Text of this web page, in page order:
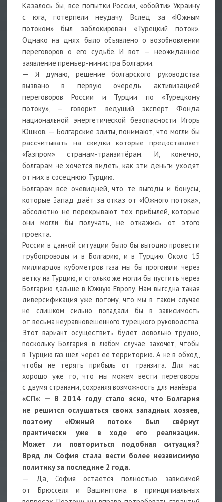
Казалось бы, все попытки России, «обойти» Украину
с юга, потерпели неудачу. Вслед за «Южным
потоком» был заблокирован «Турецкий поток».
Однако на днях было объявлено о возобновлении
переговоров о его судьбе. И вот — неожиданное
заявление премьер-министра Болгарии.
— Я думаю, решение болгарского руководства
вызвано в первую очередь активизацией
переговоров России и Турции по «Турецкому
потоку», — говорит ведущий эксперт Фонда
национальной энергетической безопасности Игорь
Юшков. — Болгарские элиты, понимают, что могли бы
рассчитывать на скидки, которые предоставляет
«Газпром» странам-транзитёрам. И, конечно,
болгарам не хочется видеть, как эти деньги уходят
от них в соседнюю Турцию.
Болгарам всё очевидней, что те выгоды и бонусы,
которые Запад даёт за отказ от «Южного потока»,
абсолютно не перекрывают тех прибылей, которые
они могли бы получать, не откажись от этого
проекта.
России в данной ситуации было бы выгодно провести
трубопроводы и в Болгарию, и в Турцию. Около 15
миллиардов кубометров газа мы бы прогоняли через
ветку на Турцию, и столько же могли бы пустить через
Болгарию дальше в Южную Европу. Нам выгодна такая
диверсификация уже потому, что мы в таком случае
не слишком сильно попадали бы в зависимость
от весьма неуравновешенного турецкого руководства.
Этот вариант осуществить будет довольно трудно,
поскольку Болгария в любом случае захочет, чтобы
в Турцию газ шёл через её территорию. А не в обход,
чтобы не терять прибыль от транзита. Для нас
хорошо уже то, что мы можем вести переговоры
с двумя странами, сохраняя возможность для манёвра.
«СП»: — В 2014 году стало ясно, что Болгария
не решится ослушаться своих западных хозяев,
поэтому «Южный поток» был свёрнут
практически уже в ходе его реализации.
Может ли повториться подобная ситуация?
Вряд ли София стала вести более независимую
политику за последние 2 года.
— Да, София остаётся полностью зависимой
от Брюсселя и Вашингтона в принципиальных